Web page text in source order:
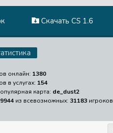
Скачать CS 1.6
онлайн: 1380
в услугах: 154
карта: de_dust2
9944 из всевозможных: 31183 игроков